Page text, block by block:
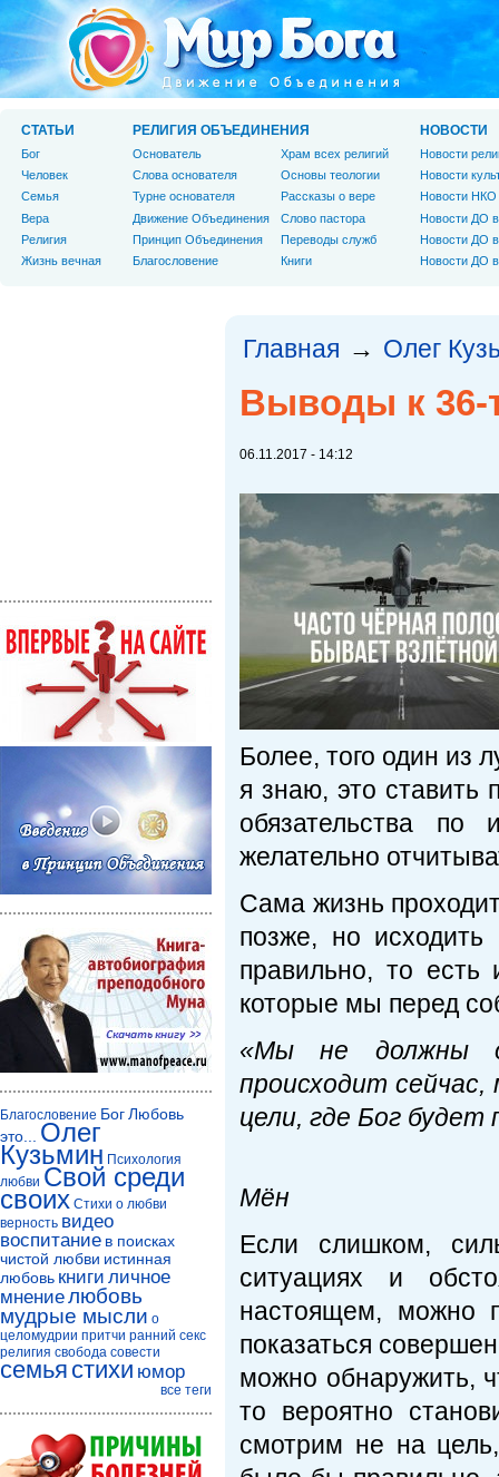
Главная → Олег
Выводы к 36-
06.11.2017 - 14:12
Более, того один из
я знаю, это ставить
обязательства по
желательно
Сама жизнь
позже, но исходить
правильно, то
которые мы перед
«Мы не должны
происходит
цели, где Бог
Мён
Если слишком,
ситуациях и
настоящем, можно
показаться
можно обнаружить,
то вероятно
смотрим не на
СТАТЬИ
Бог
Человек
Cемья
Вера
Религия
Жизнь вечная
РЕЛИГИЯ ОБЪЕДИНЕНИЯ
Основатель
Слова основателя
Турне основателя
Движение Объединения
Принцип Объединения
Благословение
Храм всех религий
Основы теологии
Рассказы о вере
Слово пастора
Переводы служб
Книги
НОВОСТИ
Новости
Новости
Новости НКО
Новости ДО
Новости ДО
Новости ДО
Благословение БогЛюбовь
это...
Олег
Кузьмин Психология
любви Свой среди
своих Стихи о любви
верность видео
воспитание в поисках
чистой любви истинная
любовь книги личное
мнениелюбовь
мудрые мысли о
целомудрии притчи ранний секс
религия свобода совести
семья стихи юмор
все теги